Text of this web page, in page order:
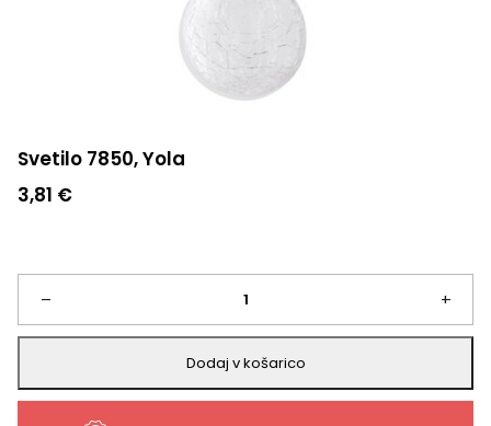
Svetilo 7850, Yola
3,81 €
–
Svetilo
7850,
Yola
+
Dodaj v košarico